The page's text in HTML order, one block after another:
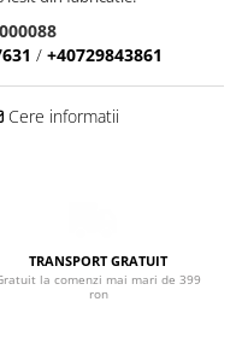
/ +40729843861
Cere informatii
TRANSPORT GRATUIT
la comenzi mai mari de 399
ron